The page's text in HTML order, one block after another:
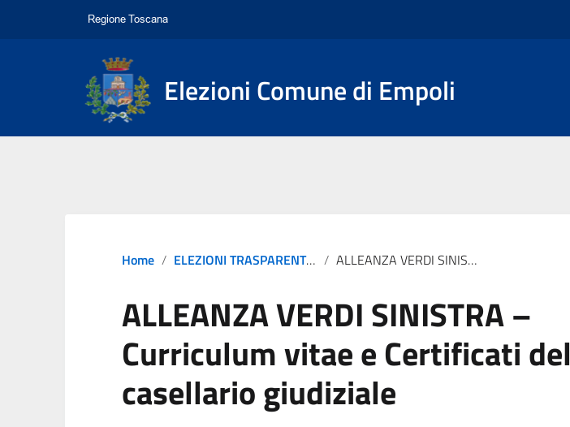
Elezioni Comune di Empoli
Home ELEZIONI TRASPARENTI 2024 ALLEANZA VERDI SINISTRA – Curriculum vitae e Certificati del casellario giudiziale
ALLEANZA VERDI SINISTRA –
Curriculum vitae e Certificati del
casellario giudiziale